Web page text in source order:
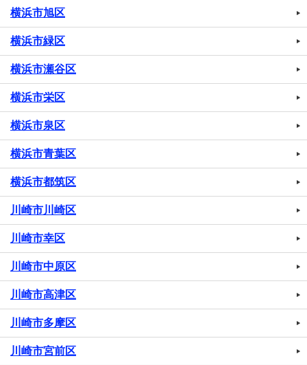
横浜市旭区
横浜市緑区
横浜市瀬谷区
横浜市栄区
横浜市泉区
横浜市青葉区
横浜市都筑区
川崎市川崎区
川崎市幸区
川崎市中原区
川崎市高津区
川崎市多摩区
川崎市宮前区